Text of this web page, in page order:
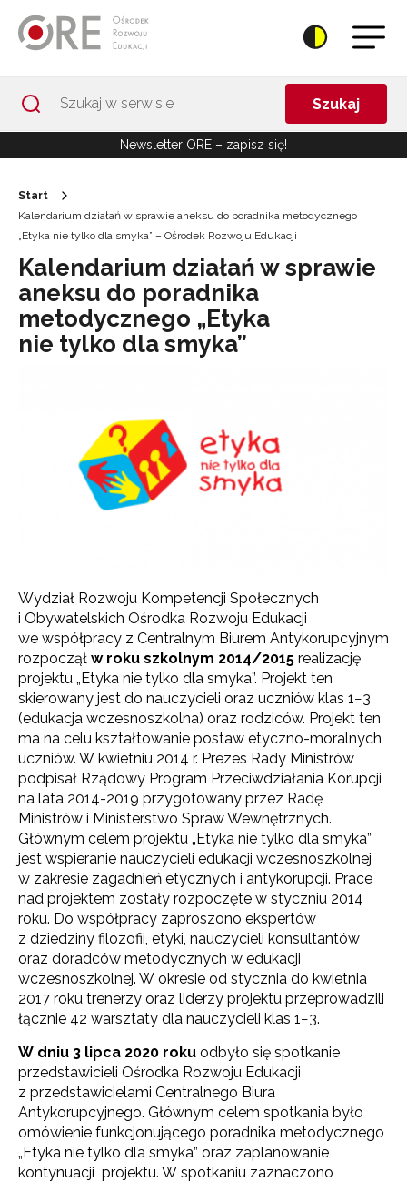
Szukaj
Newsletter ORE – zapisz się!
Start
Kalendarium działań w sprawie aneksu do poradnika metodycznego
„Etyka nie tylko dla smyka” – Ośrodek Rozwoju Edukacji
Kalendarium działań w sprawie
aneksu do poradnika
metodycznego „Etyka
nie tylko dla smyka”
Wydział Rozwoju Kompetencji Społecznych
i Obywatelskich Ośrodka Rozwoju Edukacji
we współpracy z Centralnym Biurem Antykorupcyjnym
rozpoczął w roku szkolnym 2014/2015 realizację
projektu „Etyka nie tylko dla smyka”. Projekt ten
skierowany jest do nauczycieli oraz uczniów klas 1−3
(edukacja wczesnoszkolna) oraz rodziców. Projekt ten
ma na celu kształtowanie postaw etyczno-moralnych
uczniów. W kwietniu 2014 r. Prezes Rady Ministrów
podpisał Rządowy Program Przeciwdziałania Korupcji
na lata 2014-2019 przygotowany przez Radę
Ministrów i Ministerstwo Spraw Wewnętrznych.
Głównym celem projektu „Etyka nie tylko dla smyka”
jest wspieranie nauczycieli edukacji wczesnoszkolnej
w zakresie zagadnień etycznych i antykorupcji. Prace
nad projektem zostały rozpoczęte w styczniu 2014
roku. Do współpracy zaproszono ekspertów
z dziedziny filozofii, etyki, nauczycieli konsultantów
oraz doradców metodycznych w edukacji
wczesnoszkolnej. W okresie od stycznia do kwietnia
2017 roku trenerzy oraz liderzy projektu przeprowadzili
łącznie 42 warsztaty dla nauczycieli klas 1−3.
W dniu 3 lipca 2020 roku odbyło się spotkanie
przedstawicieli Ośrodka Rozwoju Edukacji
z przedstawicielami Centralnego Biura
Antykorupcyjnego. Głównym celem spotkania było
omówienie funkcjonującego poradnika metodycznego
„Etyka nie tylko dla smyka” oraz zaplanowanie
kontynuacji projektu. W spotkaniu zaznaczono